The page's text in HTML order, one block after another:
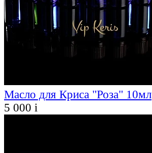
Масло для Криса "Роза" 10мл
5 000 i